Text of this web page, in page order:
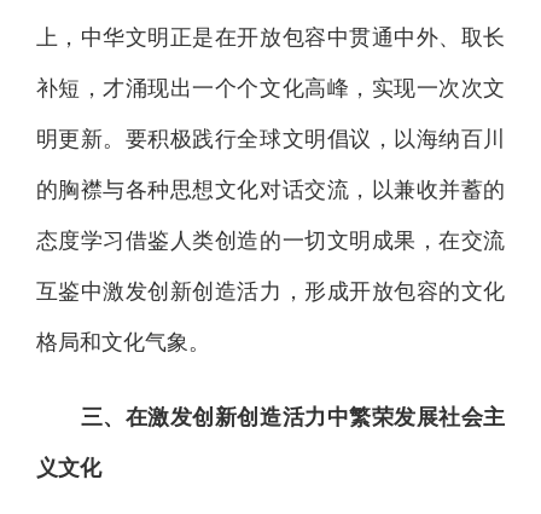
上，中华文明正是在开放包容中贯通中外、取长
补短，才涌现出一个个文化高峰，实现一次次文
明更新。要积极践行全球文明倡议，以海纳百川
的胸襟与各种思想文化对话交流，以兼收并蓄的
态度学习借鉴人类创造的一切文明成果，在交流
互鉴中激发创新创造活力，形成开放包容的文化
格局和文化气象。
三、在激发创新创造活力中繁荣发展社会主
义文化